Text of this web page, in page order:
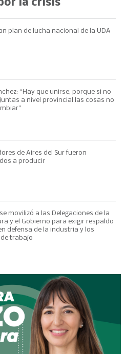
la crisis
plan de lucha nacional de la UDA
“Hay que unirse, porque si no
a nivel provincial las cosas no
de Aires del Sur fueron
a producir
movilizó a las Delegaciones de la
y el Gobierno para exigir respaldo
defensa de la industria y los
trabajo